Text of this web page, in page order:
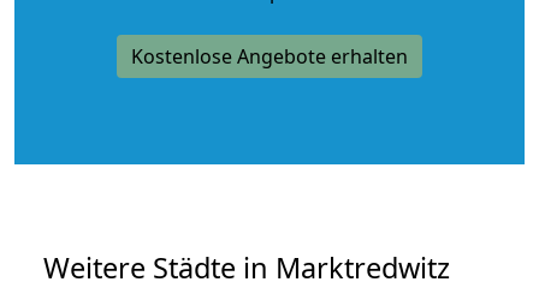
Kostenlose Angebote erhalten
Weitere Städte in Marktredwitz